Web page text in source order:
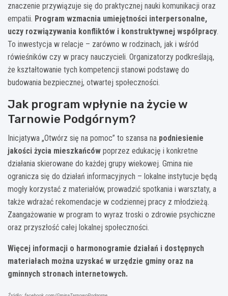
znaczenie przywiązuje się do praktycznej nauki komunikacji oraz
empatii. Program wzmacnia umiejętności interpersonalne,
uczy rozwiązywania konfliktów i konstruktywnej współpracy.
To inwestycja w relacje – zarówno w rodzinach, jak i wśród
rówieśników czy w pracy nauczycieli. Organizatorzy podkreślają,
że kształtowanie tych kompetencji stanowi podstawę do
budowania bezpiecznej, otwartej społeczności.
Jak program wpłynie na życie w
Tarnowie Podgórnym?
Inicjatywa „Otwórz się na pomoc” to szansa na podniesienie
jakości życia mieszkańców poprzez edukację i konkretne
działania skierowane do każdej grupy wiekowej. Gmina nie
ogranicza się do działań informacyjnych – lokalne instytucje będą
mogły korzystać z materiałów, prowadzić spotkania i warsztaty, a
także wdrażać rekomendacje w codziennej pracy z młodzieżą.
Zaangażowanie w program to wyraz troski o zdrowie psychiczne
oraz przyszłość całej lokalnej społeczności.
Więcej informacji o harmonogramie działań i dostępnych
materiałach można uzyskać w urzędzie gminy oraz na
gminnych stronach internetowych.